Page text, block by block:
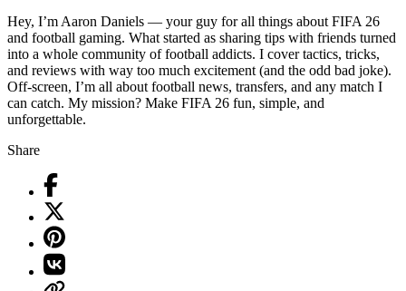
Hey, I’m Aaron Daniels — your guy for all things about FIFA 26
and football gaming. What started as sharing tips with friends turned
into a whole community of football addicts. I cover tactics, tricks,
and reviews with way too much excitement (and the odd bad joke).
Off-screen, I’m all about football news, transfers, and any match I
can catch. My mission? Make FIFA 26 fun, simple, and
unforgettable.
Share